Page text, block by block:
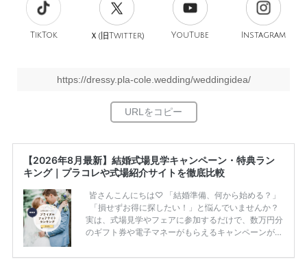
TikTok Ｘ(旧 Twitter) YouTube Instagram
https://dressy.pla-cole.wedding/weddingidea/
【2026年8月最新】結婚式場見学キャンペーン・特典ラン
キング｜プラコレや式場紹介サイトを徹底比較
皆さんこんにちは♡ 「結婚準備、何から始める？」
「損せずお得に探したい！」と悩んでいませんか？
実は、式場見学やフェアに参加するだけで、数万円分
のギフト券や電子マネーがもらえるキャンペーンがあ
ため、比較せずに選ぶと損をしてしまうことも……。